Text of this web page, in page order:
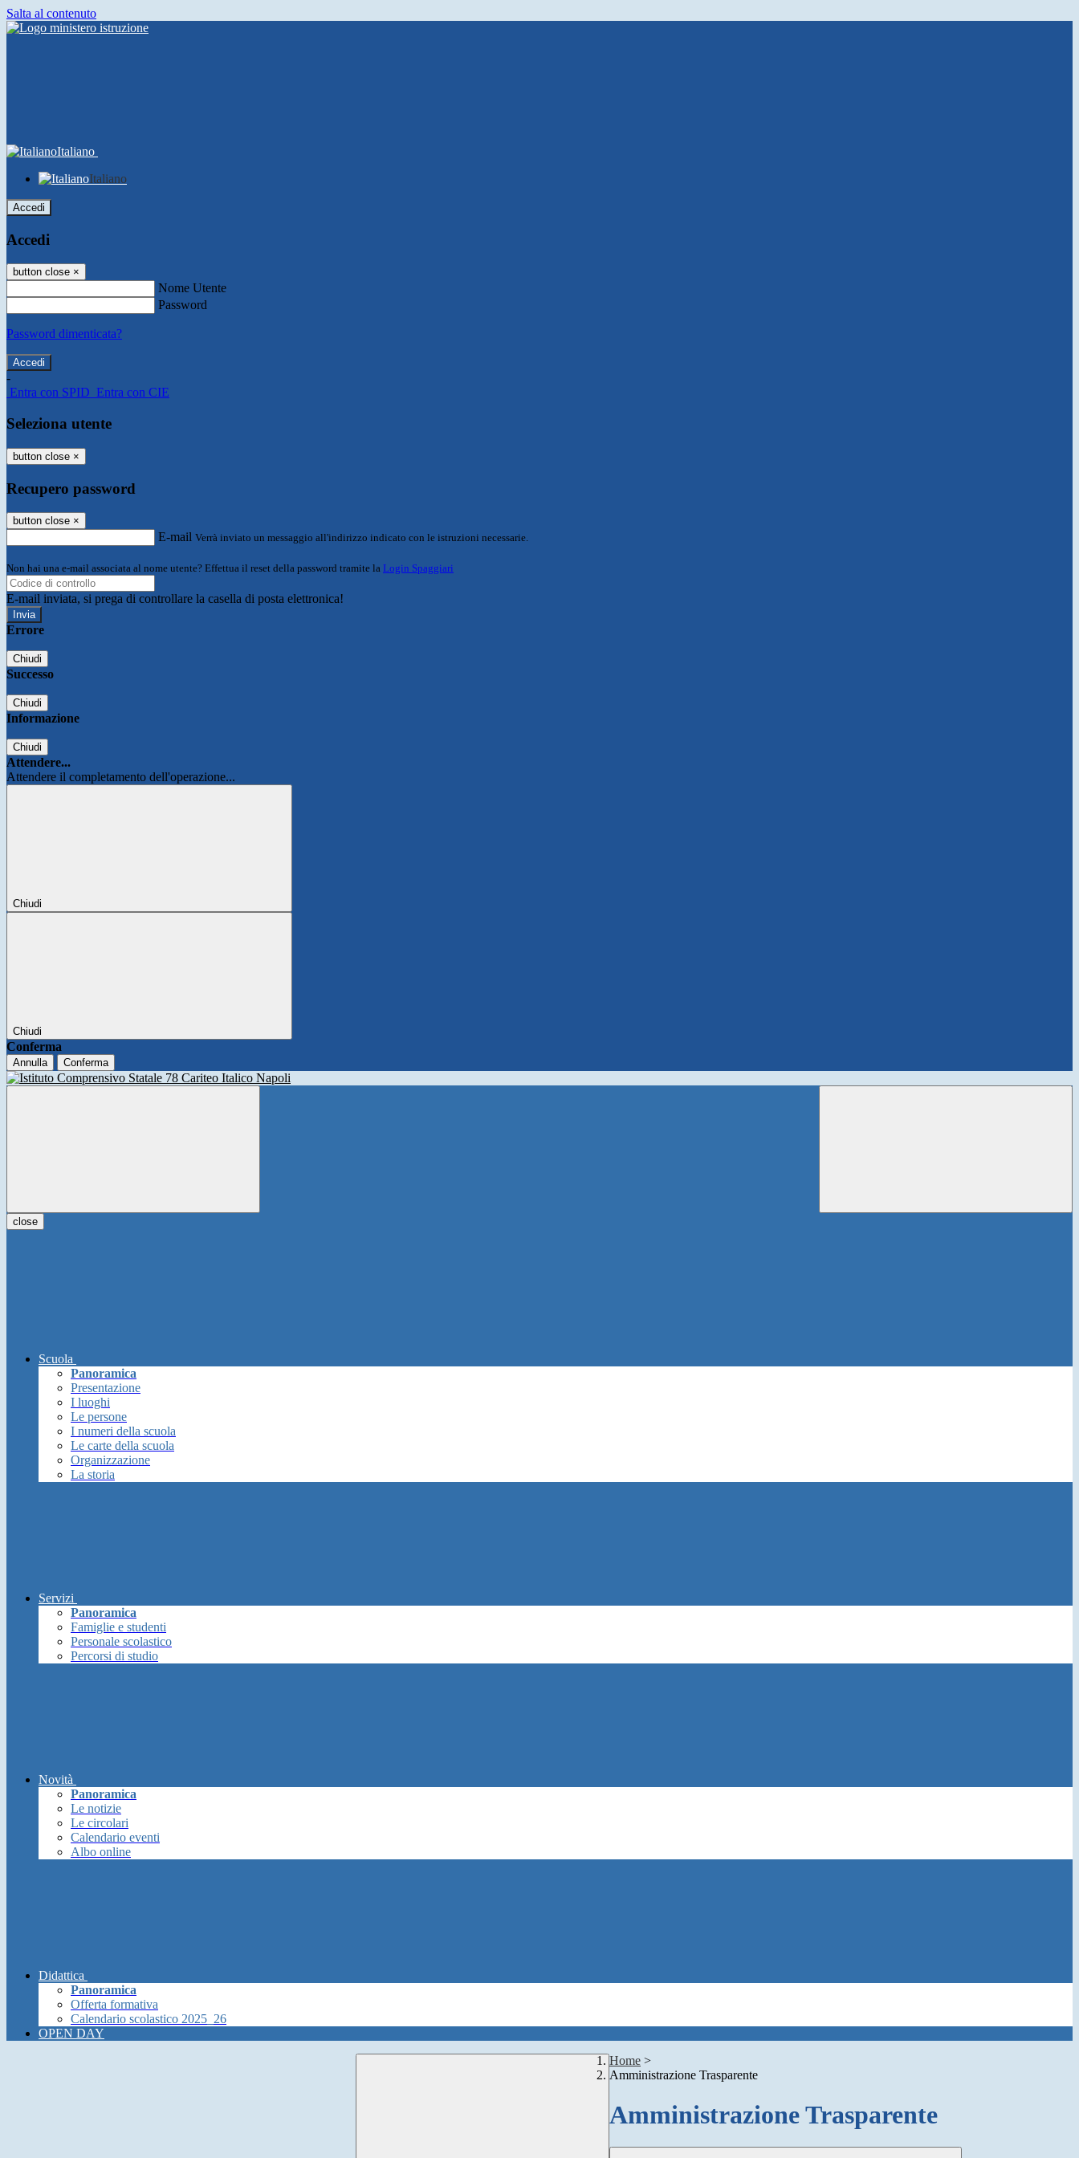
Salta al contenuto
Italiano
Italiano
Accedi
Accedi
button close ×
Nome Utente
Password
Password dimenticata?
-
Entra con SPID Entra con CIE
Seleziona utente
button close ×
Recupero password
button close ×
E-mail Verrà inviato un messaggio all'indirizzo indicato con le istruzioni necessarie.
Non hai una e-mail associata al nome utente? Effettua il reset della password tramite la Login Spaggiari
E-mail inviata, si prega di controllare la casella di posta elettronica!
Errore
Chiudi
Successo
Chiudi
Informazione
Chiudi
Attendere...
Attendere il completamento dell'operazione...
Chiudi
Chiudi
Conferma
Annulla Conferma
close
Scuola
Panoramica
Presentazione
I luoghi
Le persone
I numeri della scuola
Le carte della scuola
Organizzazione
La storia
Servizi
Panoramica
Famiglie e studenti
Personale scolastico
Percorsi di studio
Novità
Panoramica
Le notizie
Le circolari
Calendario eventi
Albo online
Didattica
Panoramica
Offerta formativa
Calendario scolastico 2025_26
OPEN DAY
Home >
Amministrazione Trasparente
Amministrazione Trasparente